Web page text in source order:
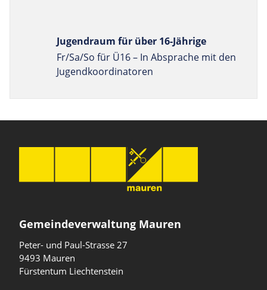
Jugendraum für über 16-Jährige
Fr/Sa/So für Ü16 – In Absprache mit den
Jugend­koordinatoren
Gemeindeverwaltung Mauren
Peter- und Paul-Strasse 27
9493 Mauren
Fürstentum Liechtenstein